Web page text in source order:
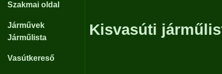
Szakmai oldal
Járművek
Járműlista
Vasútkereső
Kisvasúti